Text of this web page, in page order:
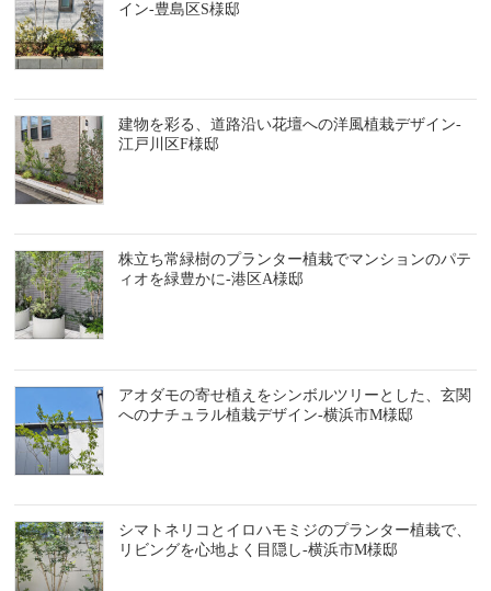
イン-豊島区S様邸
建物を彩る、道路沿い花壇への洋風植栽デザイン-
江戸川区F様邸
株立ち常緑樹のプランター植栽でマンションのパテ
ィオを緑豊かに-港区A様邸
アオダモの寄せ植えをシンボルツリーとした、玄関
へのナチュラル植栽デザイン-横浜市M様邸
シマトネリコとイロハモミジのプランター植栽で、
リビングを心地よく目隠し-横浜市M様邸